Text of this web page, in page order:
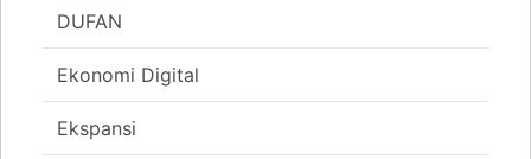
DUFAN
Ekonomi Digital
Ekspansi